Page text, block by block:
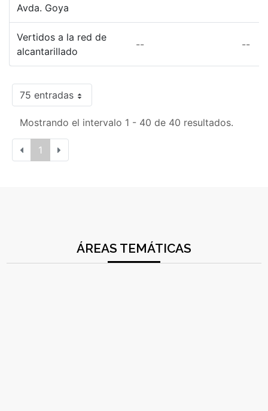
Avda. Goya
Vertidos a la red de
alcantarillado
-- --
75 entradas
Mostrando el intervalo 1 - 40 de 40 resultados.
1
ÁREAS TEMÁTICAS